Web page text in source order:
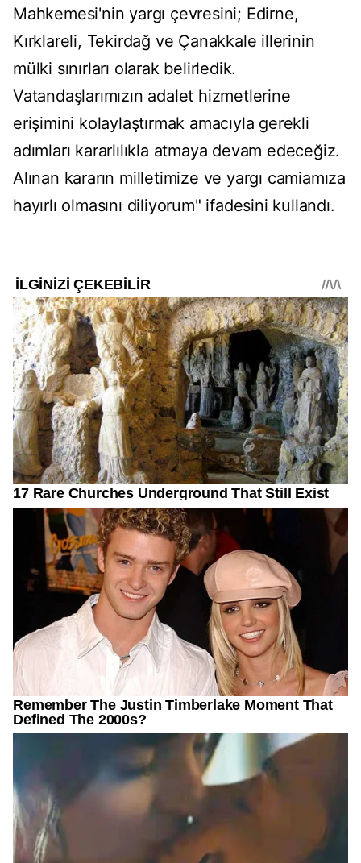
Mahkemesi'nin yargı çevresini; Edirne,
Kırklareli, Tekirdağ ve Çanakkale illerinin
mülki sınırları olarak belirledik.
Vatandaşlarımızın adalet hizmetlerine
erişimini kolaylaştırmak amacıyla gerekli
adımları kararlılıkla atmaya devam edeceğiz.
Alınan kararın milletimize ve yargı camiamıza
hayırlı olmasını diliyorum" ifadesini kullandı.